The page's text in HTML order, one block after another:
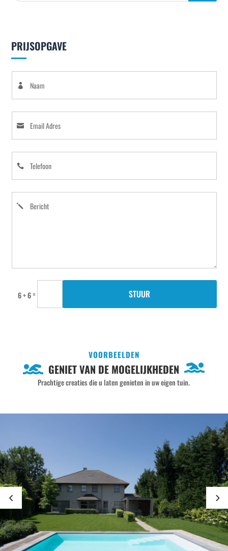
PRIJSOPGAVE
6 + 6= STUUR
VOORBEELDEN
GENIET VAN DE MOGELIJKHEDEN
Prachtige creaties die u laten genieten in uw eigen tuin.